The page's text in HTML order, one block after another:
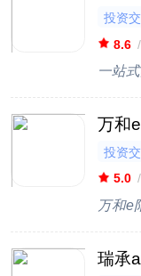
投资
8.6 /
一站
万和
投资
5.0 /
万和e
瑞承